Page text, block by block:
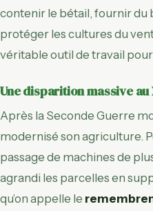
contenir le bétail, fournir du
protéger les cultures du
véritable outil de travail pour
Une disparition massive au
Après la Seconde Guerre
modernisé son agriculture.
passage de machines de
agrandi les parcelles en
qu’on appelle le